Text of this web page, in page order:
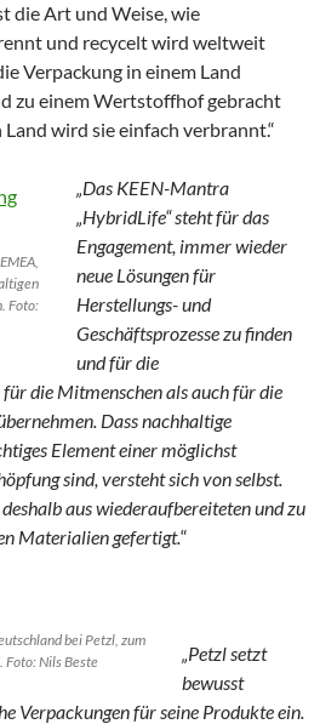
die Art und Weise, wie
und recycelt wird weltweit
Verpackung in einem Land
zu einem Wertstoffhof gebracht
wird sie einfach verbrannt.“
Foto:
„Das KEEN-Mantra
„HybridLife“ steht für das
Engagement, immer wieder
neue Lösungen für
Herstellungs- und
Geschäftsprozesse zu finden
und für die
die Mitmenschen als auch für die
Dass nachhaltige
Element einer möglichst
sind, versteht sich von selbst.
aus wiederaufbereiteten und zu
Materialien gefertigt.“
bei Petzl, zum
Foto: Nils Beste
„Petzl setzt
bewusst
Verpackungen für seine Produkte ein.